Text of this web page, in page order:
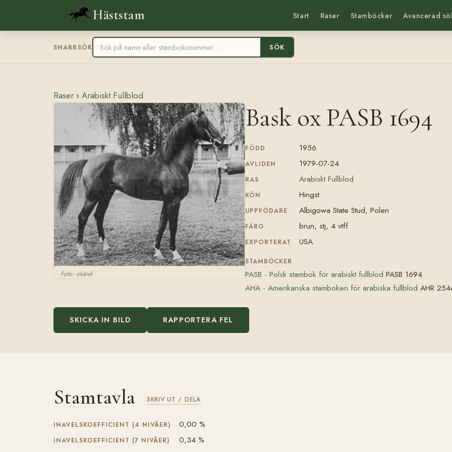
Häststam Start Raser Stamböcker Avancerad
SNABBSÖK SÖK
Raser › Arabiskt Fullblod
Foto: okänd
Bask ox PASB 1694
FÖDD 1956
AVLIDEN 1979-07-24
RAS Arabiskt Fullblod
KÖN Hingst
UPPFÖDARE Albigowa State Stud, Polen
FÄRG brun, stj, 4 vtff
EXPORTERAT USA
STAMBÖCKER
PASB - Polsk stambok för arabiskt fullblod PASB 1694
AHA - Amerikanska stamboken för arabiska fullblod AHR
SKICKA IN BILD RAPPORTERA FEL
Stamtavla SKRIV UT / DELA
INAVELSKOEFFICIENT (4 NIVÅER) 0,00 %
INAVELSKOEFFICIENT (7 NIVÅER) 0,34 %